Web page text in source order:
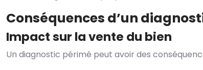
Conséquences d’un
Impact sur la vente du bien
Un diagnostic périmé peut avoir des